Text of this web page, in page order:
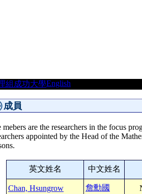
組 成功大學English
成員
mebers are the researchers in the focus
appointed by the Head of the
英文姓名 中文姓名
Chan, Hsungrow 詹勳國